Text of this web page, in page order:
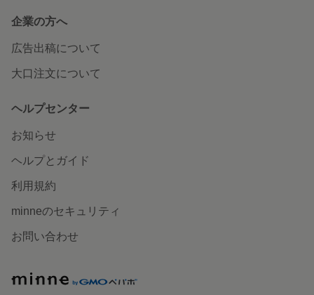
企業の方へ
広告出稿について
大口注文について
ヘルプセンター
お知らせ
ヘルプとガイド
利用規約
minneのセキュリティ
お問い合わせ